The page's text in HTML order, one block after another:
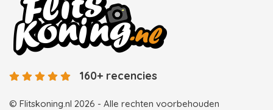
© Flitskoning.nl 2026 - Alle rechten voorbehouden
160+ recencies